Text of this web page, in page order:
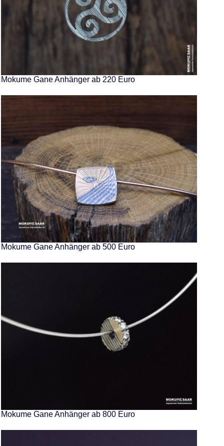
Mokume Gane Anhänger ab 220 Euro
Mokume Gane Anhänger ab 500 Euro
Mokume Gane Anhänger ab 800 Euro